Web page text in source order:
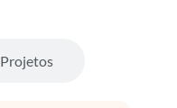
Projetos